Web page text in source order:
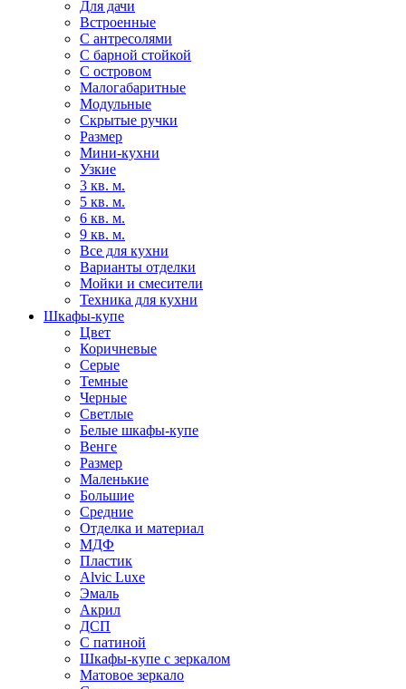
Для дачи
Встроенные
С антресолями
С барной стойкой
С островом
Малогабаритные
Модульные
Скрытые ручки
Размер
Мини-кухни
Узкие
3 кв. м.
5 кв. м.
6 кв. м.
9 кв. м.
Все для кухни
Варианты отделки
Мойки и смесители
Техника для кухни
Шкафы-купе
Цвет
Коричневые
Серые
Темные
Черные
Светлые
Белые шкафы-купе
Венге
Размер
Маленькие
Большие
Средние
Отделка и материал
МДФ
Пластик
Alvic Luxe
Эмаль
Акрил
ДСП
С патиной
Шкафы-купе с зеркалом
Матовое зеркало